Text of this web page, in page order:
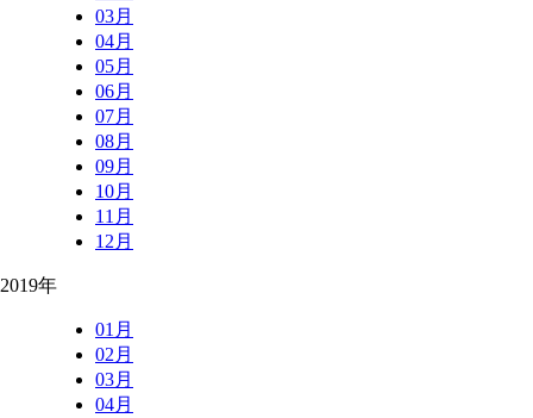
03月
04月
05月
06月
07月
08月
09月
10月
11月
12月
2019年
01月
02月
03月
04月